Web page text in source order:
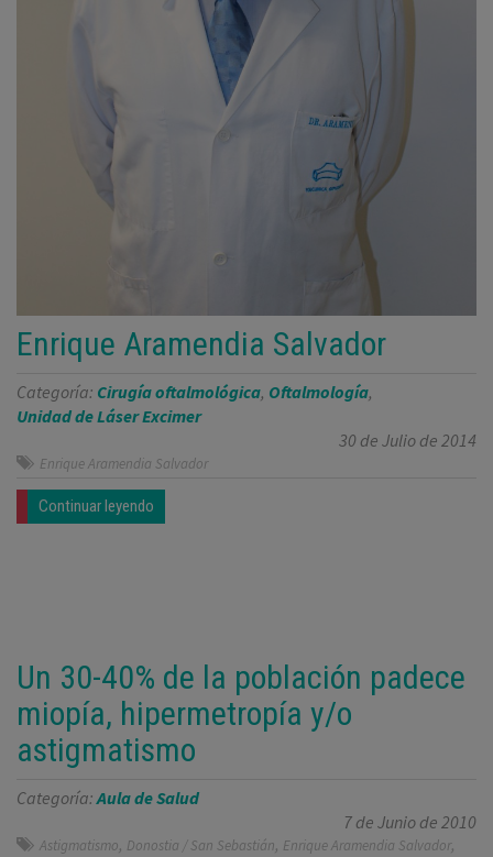
Enrique Aramendia Salvador
Categoría: Cirugía oftalmológica, Oftalmología,
Unidad de Láser Excimer
30 de Julio de 2014
Enrique Aramendia Salvador
Continuar leyendo
Un 30-40% de la población padece
miopía, hipermetropía y/o
astigmatismo
Categoría:Aula de Salud
7 de Junio de 2010
Astigmatismo, Donostia / San Sebastián, Enrique Aramendia Salvador,